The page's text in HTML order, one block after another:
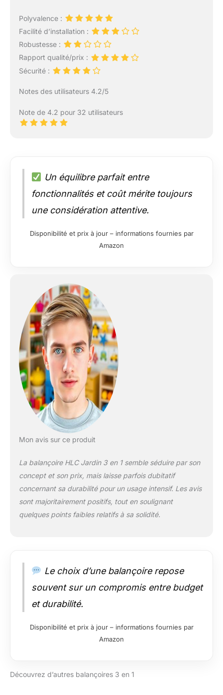
Polyvalence :
Facilité d’installation :
Robustesse :
Rapport qualité/prix :
Sécurité :
Notes des utilisateurs 4.2/5
Note de 4.2 pour 32 utilisateurs
Un équilibre parfait entre
fonctionnalités et coût mérite toujours
une considération attentive.
Disponibilité et prix à jour – informations fournies par
Amazon
Mon avis sur ce produit
La balançoire HLC Jardin 3 en 1 semble séduire par son
concept et son prix, mais laisse parfois dubitatif
concernant sa durabilité pour un usage intensif. Les avis
sont majoritairement positifs, tout en soulignant
quelques points faibles relatifs à sa solidité.
Le choix d’une balançoire repose
souvent sur un compromis entre budget
et durabilité.
Disponibilité et prix à jour – informations fournies par
Amazon
Découvrez d’autres balançoires 3 en 1